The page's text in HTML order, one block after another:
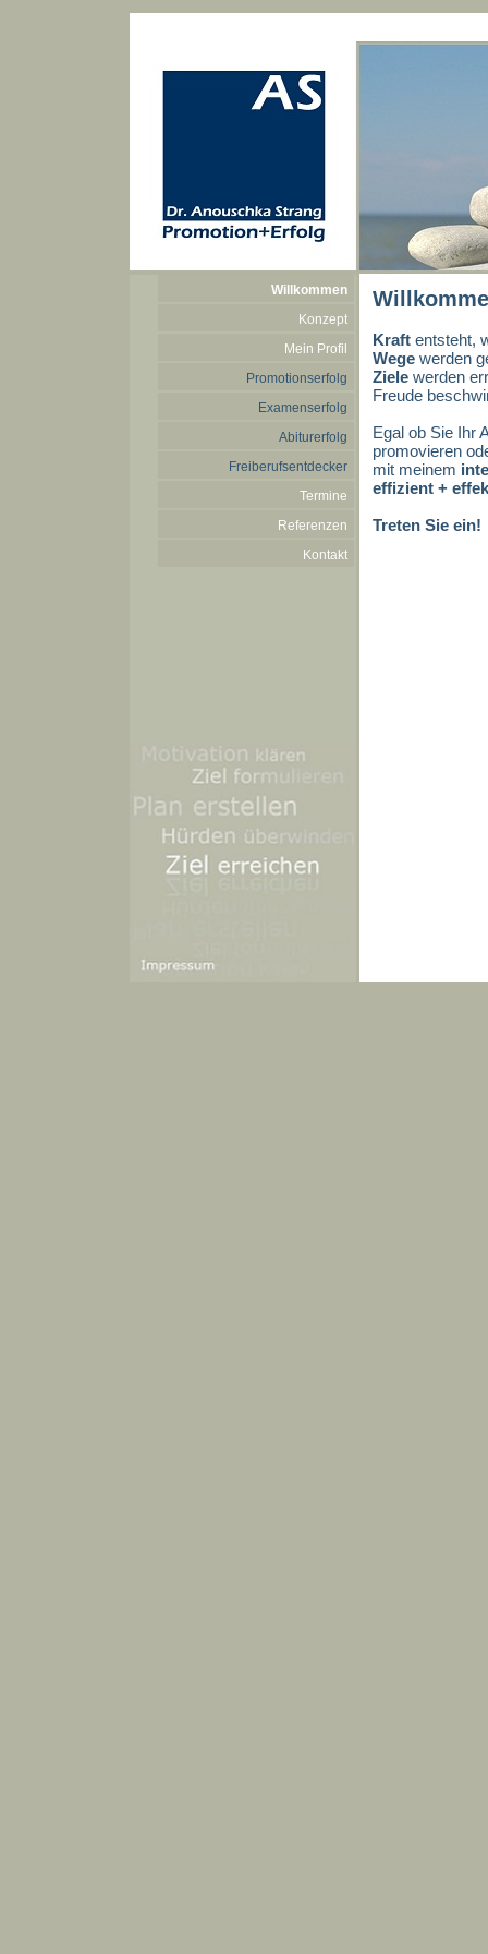
Kraftentsteht,
Wegewerden
Zielewerden
Freude
Egal ob Sie Ihr
promovieren
mit meinem
effizient +
Treten Sie ein!
Willkommen
Konzept
Mein Profil
Promotionserfolg
Examenserfolg
Abiturerfolg
Freiberufsentdecker
Termine
Referenzen
Kontakt